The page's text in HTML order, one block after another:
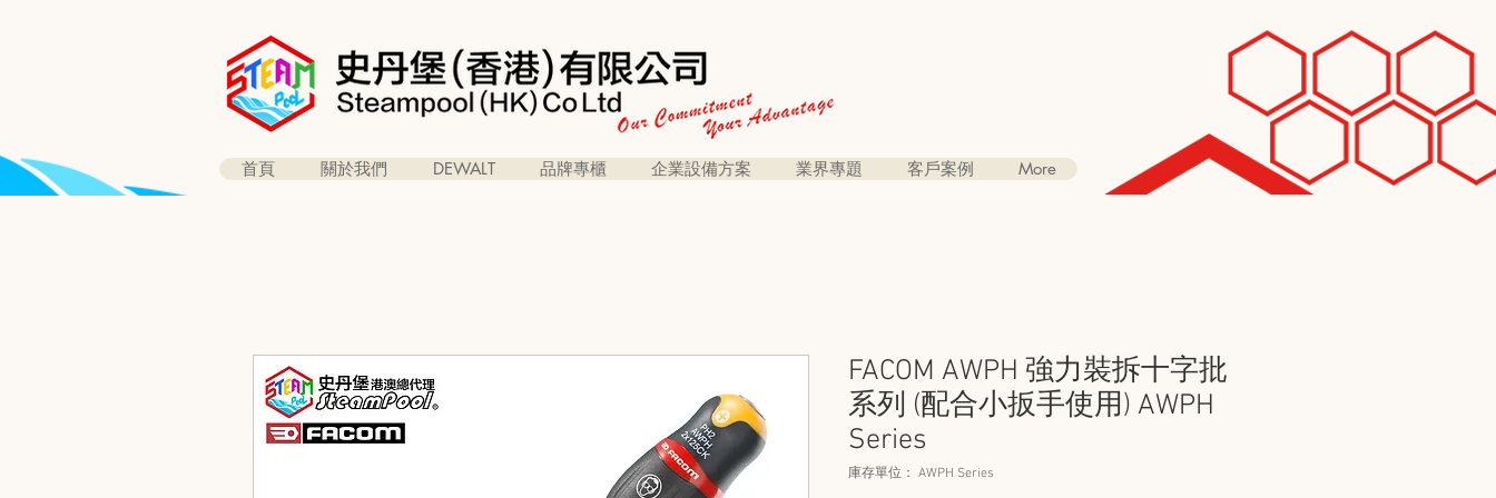
首頁 關於我們 DEWALT 品牌專櫃 企業設備方案 業界專題 客戶案例 More
FACOM AWPH 強力裝拆十字批
系列 (配合小扳手使用) AWPH
Series
庫存單位： AWPH Series